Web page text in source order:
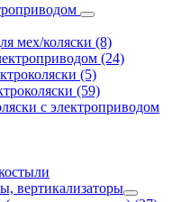
мех/коляски (8)
(24)
(5)
(59)
с электроприводом
вертикализаторы